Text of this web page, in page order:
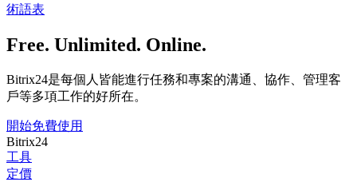
術語表
Free. Unlimited. Online.
Bitrix24是每個人皆能進行任務和專案的溝通、協作、管理客
戶等多項工作的好所在。
開始免費使用
Bitrix24
工具
定價